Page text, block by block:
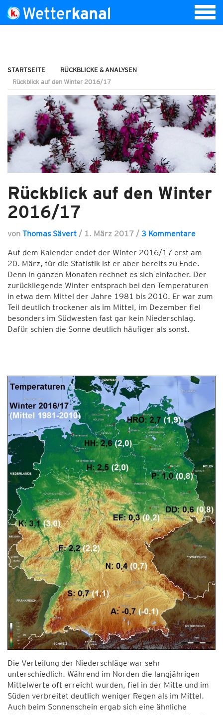
STARTSEITE
RÜCKBLICKE & ANALYSEN
Rückblick auf den Winter 2016/17
Rückblick auf den Winter
2016/17
von Thomas Sävert / 1. März 2017 / 3 Kommentare
Auf dem Kalender endet der Winter 2016/17 erst am
20. März, für die Statistik ist er aber bereits zu Ende.
Denn in ganzen Monaten rechnet es sich einfacher. Der
zurückliegende Winter entsprach bei den Temperaturen
in etwa dem Mittel der Jahre 1981 bis 2010. Er war zum
Teil deutlich trockener als im Mittel, im Dezember fiel
besonders im Südwesten fast gar kein Niederschlag.
Dafür schien die Sonne deutlich häufiger als sonst.
Die Verteilung der Niederschläge war sehr
unterschiedlich. Während im Norden die langjährigen
Mittelwerte oft erreicht wurden, fiel in der Mitte und im
Süden verbreitet deutlich weniger Regen als im Mittel.
Auch beim Sonnenschein ergab sich eine ähnliche